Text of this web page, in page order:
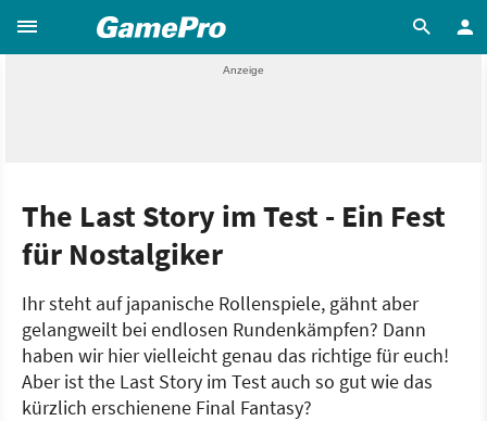
The Last Story im Test - Ein Fest
für Nostalgiker
Ihr steht auf japanische Rollenspiele, gähnt aber
gelangweilt bei endlosen Rundenkämpfen? Dann
haben wir hier vielleicht genau das richtige für euch!
Aber ist the Last Story im Test auch so gut wie das
kürzlich erschienene Final Fantasy?